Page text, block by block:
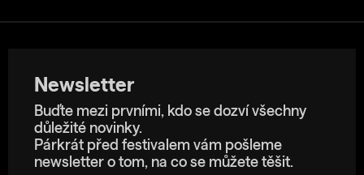
Newsletter
Buďte mezi prvními, kdo se dozví všechny
důležité novinky.
Párkrát před festivalem vám pošleme
newsletter o tom, na co se můžete těšit.